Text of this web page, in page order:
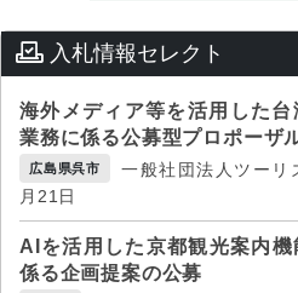
入札情報セレクト
海外メディア等を活用した
業務に係る公募型プロポーザ
広島県呉市
一般社団法人ツーリ
月21日
AIを活用した京都観光案内
係る企画提案の公募